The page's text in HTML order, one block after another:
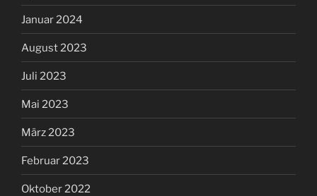
Januar 2024
August 2023
Juli 2023
Mai 2023
März 2023
Februar 2023
Oktober 2022